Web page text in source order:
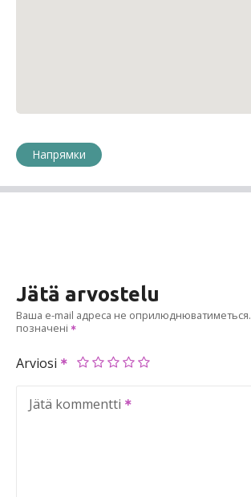
Напрямки
Jätä arvostelu
Ваша e-mail адреса не оприлюднюватиметься.
позначені
Arviosi
Jätä kommentti